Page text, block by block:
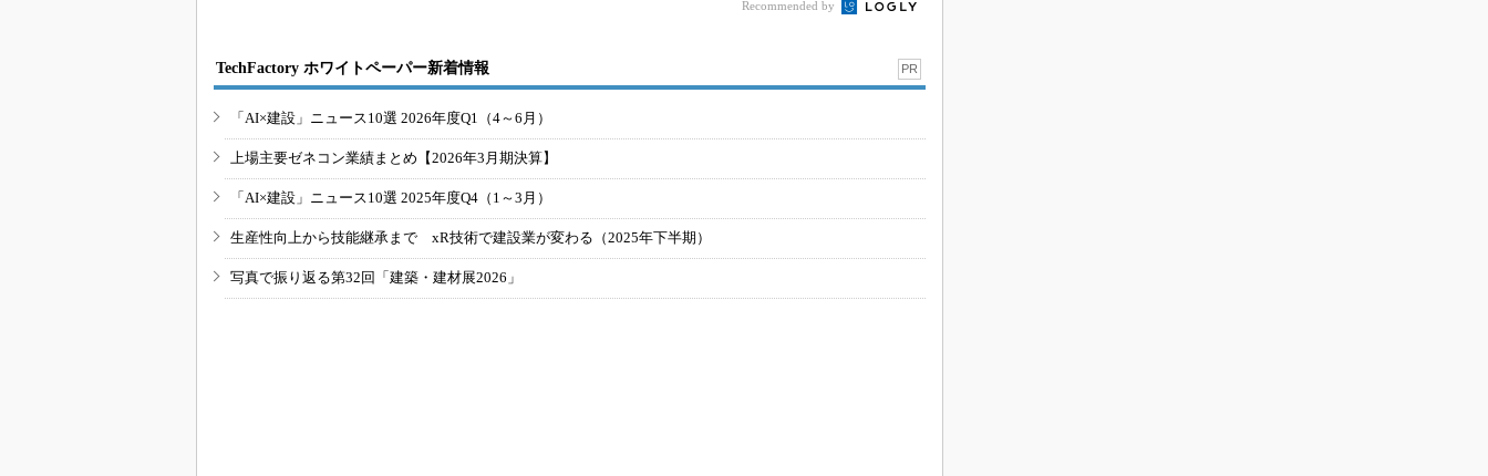
Recommended by
TechFactory ホワイトペーパー新着情報 PR
「AI×建設」ニュース10選 2026年度Q1（4～6月）
上場主要ゼネコン業績まとめ【2026年3月期決算】
「AI×建設」ニュース10選 2025年度Q4（1～3月）
生産性向上から技能継承まで xR技術で建設業が変わる（2025年下半期）
写真で振り返る第32回「建築・建材展2026」